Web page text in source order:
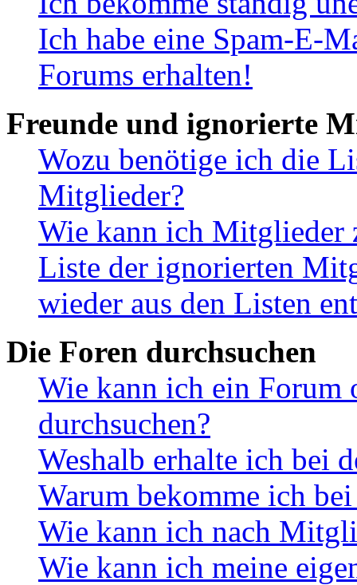
Ich habe eine Spam-E-
Forums erhalten!
Freunde und ignorierte
Wozu benötige ich die
Mitglieder?
Wie kann ich Mitglieder
Liste der ignorierten
wieder aus den Listen
Die Foren durchsuchen
Wie kann ich ein Forum
durchsuchen?
Weshalb erhalte ich bei
Warum bekomme ich
Wie kann ich nach
Wie kann ich meine